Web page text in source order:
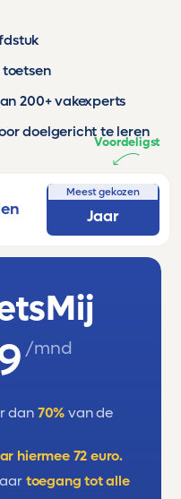
200+ vakexperts
doelgericht te leren
Meest gekozen
Jaar
Voordeligst
/mnd
dan 70% van de
hiermee 72 euro.
toegang tot alle